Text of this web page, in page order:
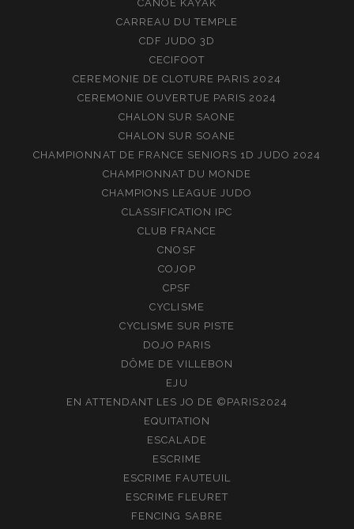
CANOE KAYAK
CARREAU DU TEMPLE
CDF JUDO 3D
CECIFOOT
CEREMONIE DE CLOTURE PARIS 2024
CEREMONIE OUVERTUE PARIS 2024
CHALON SUR SAONE
CHALON SUR SOANE
CHAMPIONNAT DE FRANCE SENIORS 1D JUDO 2024
CHAMPIONNAT DU MONDE
CHAMPIONS LEAGUE JUDO
CLASSIFICATION IPC
CLUB FRANCE
CNOSF
COJOP
CPSF
CYCLISME
CYCLISME SUR PISTE
DOJO PARIS
DÔME DE VILLEBON
EJU
EN ATTENDANT LES JO DE ©PARIS2024
EQUITATION
ESCALADE
ESCRIME
ESCRIME FAUTEUIL
ESCRIME FLEURET
FENCING SABRE